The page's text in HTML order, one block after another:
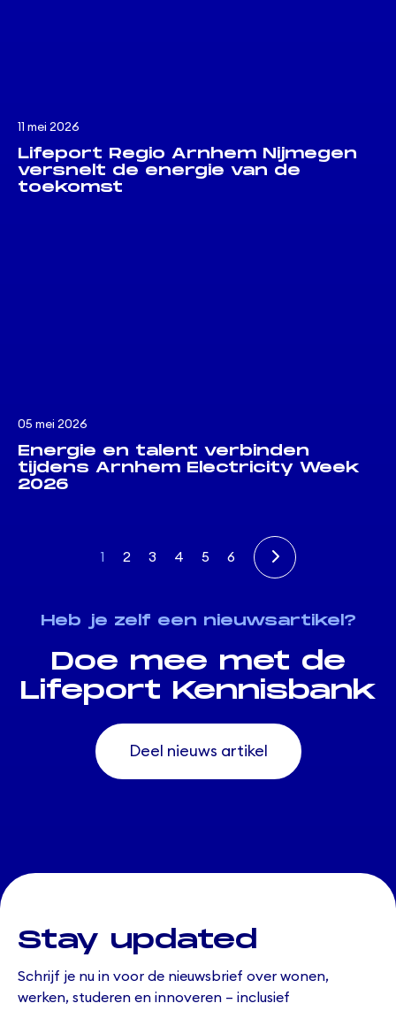
11 mei 2026
Lifeport Regio Arnhem Nijmegen
versnelt de energie van de
toekomst
05 mei 2026
Energie en talent verbinden
tijdens Arnhem Electricity Week
2026
1 2 3 4 5 6
Heb je zelf een nieuwsartikel?
Doe mee met de
Lifeport Kennisbank
Deel nieuws artikel
Stay updated
Schrijf je nu in voor de nieuwsbrief over wonen,
werken, studeren en innoveren – inclusief